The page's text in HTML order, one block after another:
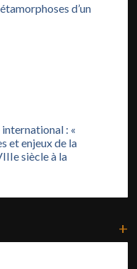
d’un
: «
et enjeux de la
siècle à la
+